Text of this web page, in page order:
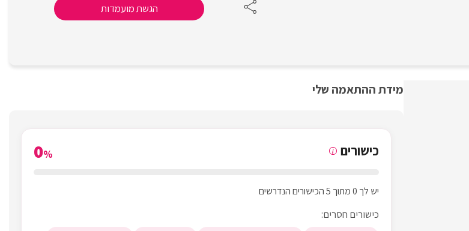
הגשת מועמדות
מידת ההתאמה שלי
כישורים i
0%
יש לך 0 מתוך 5 הכישורים הנדרשים
כישורים חסרים: